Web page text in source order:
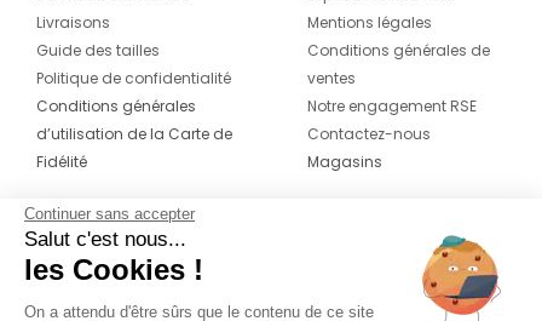
Livraisons
Guide des tailles
Politique de confidentialité
Conditions générales
d’utilisation de la Carte de
Fidélité
Mentions légales
Conditions générales de
ventes
Notre engagement RSE
Contactez-nous
Magasins
CONTACT
04 42 20 78 42
Du lundi au jeudi de 8h30 à 16h30 & le
Continuer sans accepter
Salut c'est nous...
les Cookies !
On a attendu d'être sûrs que le contenu de ce site